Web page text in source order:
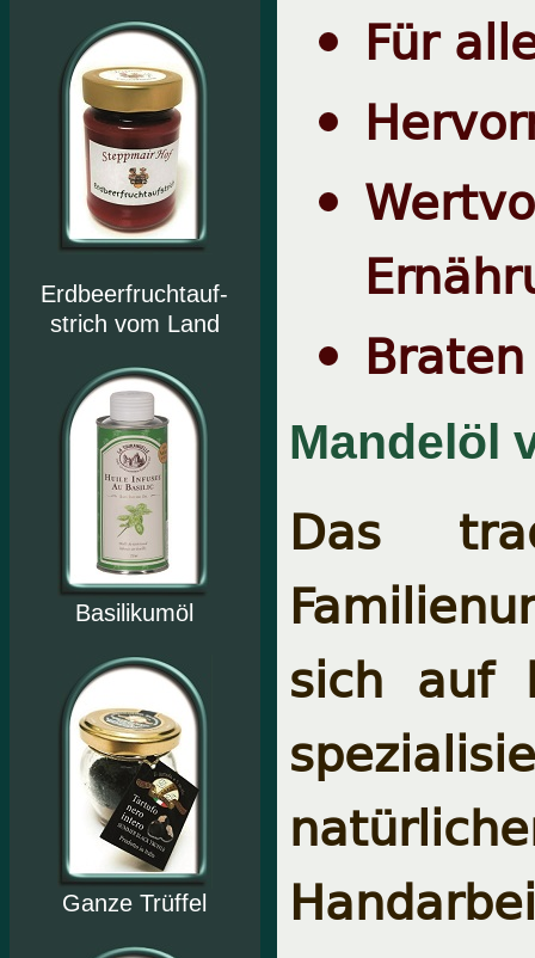
Erdbeerfruchtauf-
strich vom Land
Basilikumöl
Ganze Trüffel
Für
Mandelöl
Das
sich auf